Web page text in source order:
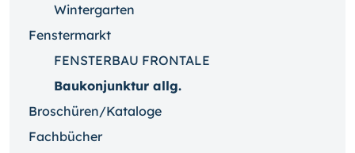
Wintergarten
Fenstermarkt
FENSTERBAU FRONTALE
Baukonjunktur allg.
Broschüren/Kataloge
Fachbücher